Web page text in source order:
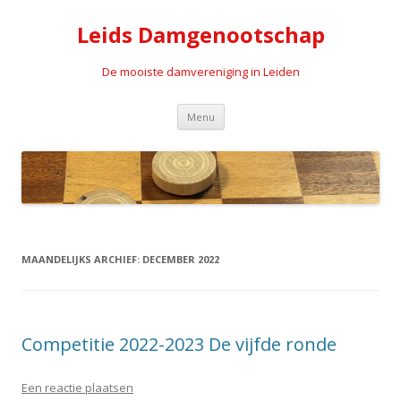
Leids Damgenootschap
De mooiste damvereniging in Leiden
Menu Spring naar de inhoud
MAANDELIJKS ARCHIEF: DECEMBER 2022
Competitie 2022-2023 De vijfde ronde
Een reactie plaatsen